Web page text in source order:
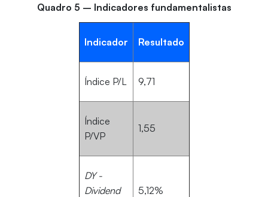
Quadro 5 – Indicadores fundamentalistas
Indicador Resultado
Índice P/L 9,71
Índice
P/VP
1,55
DY -
Dividend
5,12%